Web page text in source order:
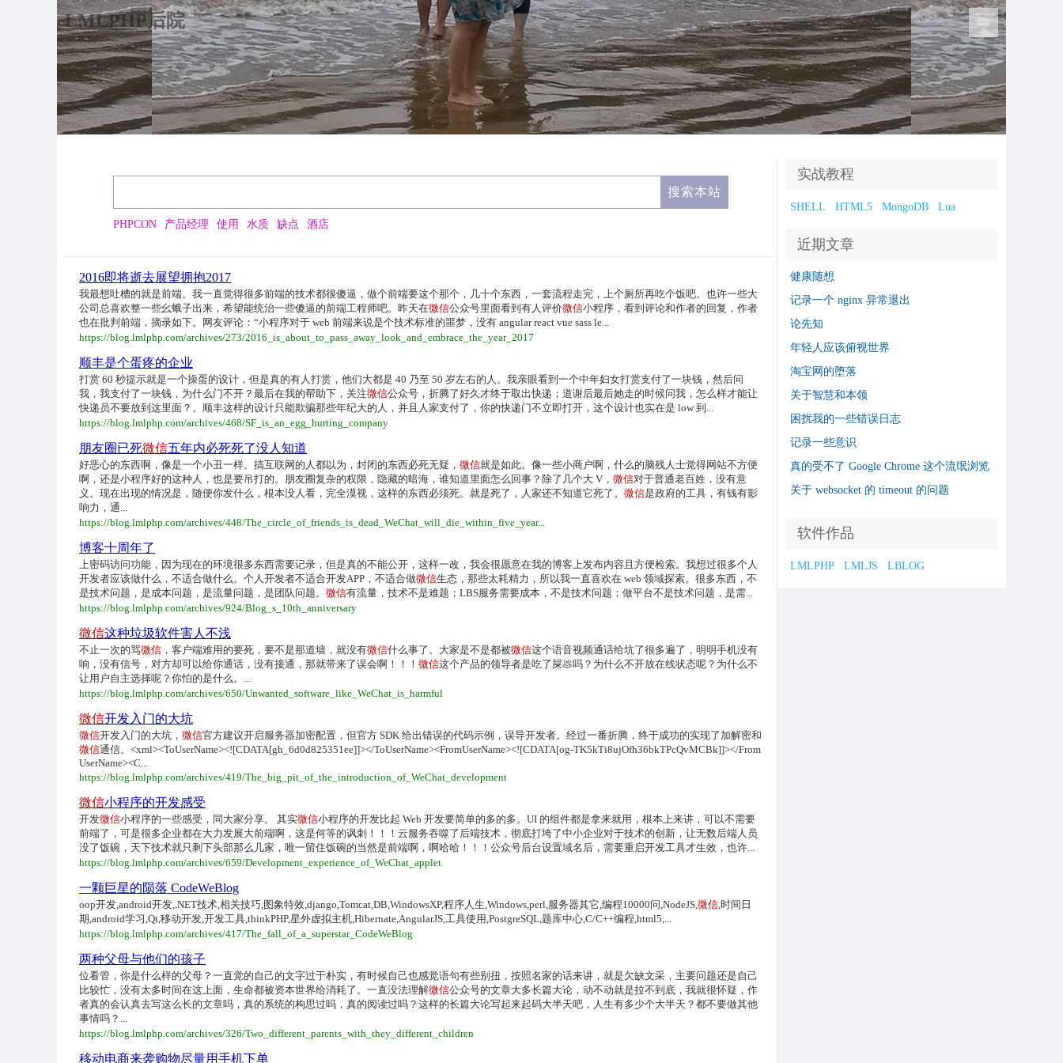
LMLPHP后院
PHPCON 产品经理 使用 水质 缺点 酒店
2016即将逝去展望拥抱2017
我最想吐槽的就是前端。我一直觉得很多前端的技术都很傻逼，做个前端要这个那个，几十个东西，一套流程走完，上个厕所再吃个饭吧。也许一些大
公司总喜欢整一些幺蛾子出来，希望能统治一些傻逼的前端工程师吧。昨天在微信公众号里面看到有人评价微信小程序，看到评论和作者的回复，作者
也在批判前端，摘录如下。网友评论：“小程序对于 web 前端来说是个技术标准的噩梦，没有 angular react vue sass le...
https://blog.lmlphp.com/archives/273/2016_is_about_to_pass_away_look_and_embrace_the_year_2017
顺丰是个蛋疼的企业
打赏 60 秒提示就是一个操蛋的设计，但是真的有人打赏，他们大都是 40 乃至 50 岁左右的人。我亲眼看到一个中年妇女打赏支付了一块钱，然后问
我，我支付了一块钱，为什么门不开？最后在我的帮助下，关注微信公众号，折腾了好久才终于取出快递；道谢后最后她走的时候问我，怎么样才能让
快递员不要放到这里面？。顺丰这样的设计只能欺骗那些年纪大的人，并且人家支付了，你的快递门不立即打开，这个设计也实在是 low 到...
https://blog.lmlphp.com/archives/468/SF_is_an_egg_hurting_company
朋友圈已死微信五年内必死死了没人知道
好恶心的东西啊，像是一个小丑一样。搞互联网的人都以为，封闭的东西必死无疑， 微信就是如此。像一些小商户啊，什么的脑残人士觉得网站不方便
啊，还是小程序好的这种人，也是要吊打的。朋友圈复杂的权限，隐藏的暗海，谁知道里面怎么回事？除了几个大 V， 微信对于普通老百姓，没有意
义。现在出现的情况是，随便你发什么，根本没人看，完全漠视，这样的东西必须死。就是死了，人家还不知道它死了。 微信是政府的工具，有钱有影
响力，通...
https://blog.lmlphp.com/archives/448/The_circle_of_friends_is_dead_WeChat_will_die_within_five_year...
博客十周年了
上密码访问功能，因为现在的环境很多东西需要记录，但是真的不能公开，这样一改，我会很愿意在我的博客上发布内容且方便检索。我想过很多个人
开发者应该做什么，不适合做什么。个人开发者不适合开发APP，不适合做微信生态，那些太耗精力，所以我一直喜欢在 web 领域探索。很多东西，不
是技术问题，是成本问题，是流量问题，是团队问题。 微信有流量，技术不是难题；LBS服务需要成本，不是技术问题；做平台不是技术问题，是需...
https://blog.lmlphp.com/archives/924/Blog_s_10th_anniversary
微信这种垃圾软件害人不浅
不止一次的骂微信 ，客户端难用的要死，要不是那道墙，就没有微信什么事了。大家是不是都被微信这个语音视频通话给坑了很多遍了，明明手机没有
响，没有信号，对方却可以给你通话，没有接通，那就带来了误会啊！！！ 微信这个产品的领导者是吃了屎💩吗？为什么不开放在线状态呢？为什么不
让用户自主选择呢？你怕的是什么。...
https://blog.lmlphp.com/archives/650/Unwanted_software_like_WeChat_is_harmful
微信开发入门的大坑
微信开发入门的大坑， 微信官方建议开启服务器加密配置，但官方 SDK 给出错误的代码示例，误导开发者。经过一番折腾，终于成功的实现了加解密和
微信通信。<xml><ToUserName><![CDATA[gh_6d0d825351ee]]></ToUserName><FromUserName><![CDATA[og-TK5kTi8ujOfh36bkTPcQvMCBk]]></From
UserName><C...
https://blog.lmlphp.com/archives/419/The_big_pit_of_the_introduction_of_WeChat_development
微信小程序的开发感受
开发微信小程序的一些感受，同大家分享。 其实微信小程序的开发比起 Web 开发要简单的多的多。UI 的组件都是拿来就用，根本上来讲，可以不需要
前端了，可是很多企业都在大力发展大前端啊，这是何等的讽刺！！！云服务吞噬了后端技术，彻底打垮了中小企业对于技术的创新，让无数后端人员
没了饭碗，天下技术就只剩下头部那么几家，唯一留住饭碗的当然是前端啊，啊哈哈！！！公众号后台设置域名后，需要重启开发工具才生效，也许...
https://blog.lmlphp.com/archives/659/Development_experience_of_WeChat_applet
一颗巨星的陨落 CodeWeBlog
oop开发,android开发,.NET技术,相关技巧,图象特效,django,Tomcat,DB,WindowsXP,程序人生,Windows,perl,服务器其它,编程10000问,NodeJS,微信,时间日
期,android学习,Qt,移动开发,开发工具,thinkPHP,星外虚拟主机,Hibernate,AngularJS,工具使用,PostgreSQL,题库中心,C/C++编程,html5,...
https://blog.lmlphp.com/archives/417/The_fall_of_a_superstar_CodeWeBlog
两种父母与他们的孩子
位看管，你是什么样的父母？一直觉的自己的文字过于朴实，有时候自己也感觉语句有些别扭，按照名家的话来讲，就是欠缺文采，主要问题还是自己
比较忙，没有太多时间在这上面，生命都被资本世界给消耗了。一直没法理解微信公众号的文章大多长篇大论，动不动就是拉不到底，我就很怀疑，作
者真的会认真去写这么长的文章吗，真的系统的构思过吗，真的阅读过吗？这样的长篇大论写起来起码大半天吧，人生有多少个大半天？都不要做其他
事情吗？...
https://blog.lmlphp.com/archives/326/Two_different_parents_with_they_different_children
移动电商来袭购物尽量用手机下单
实战教程
SHELL HTML5 MongoDB Lua
近期文章
健康随想
记录一个 nginx 异常退出
论先知
年轻人应该俯视世界
淘宝网的堕落
关于智慧和本领
困扰我的一些错误日志
记录一些意识
真的受不了 Google Chrome 这个流氓浏览
器了
关于 websocket 的 timeout 的问题
软件作品
LMLPHP LMLJS LBLOG